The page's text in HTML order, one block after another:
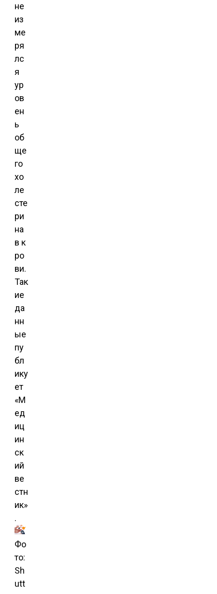
не
из
ме
ря
лс
я
ур
ов
ен
ь
об
ще
го
хо
ле
сте
ри
на
в к
ро
ви.
Так
ие
да
нн
ые
пу
бл
ику
ет
«М
ед
иц
ин
ск
ий
ве
стн
ик»
.
Фо
то:
Sh
utt